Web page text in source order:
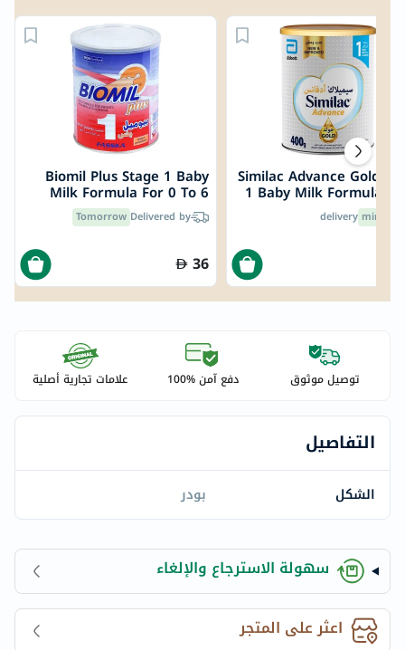
Biomil Plus Stage 1 Baby
Milk Formula For 0 To 6
Months 400g
Delivered by
Tomorrow
36
Similac Advance Gold
1 Baby Milk Formula
To 6 Months
delivery
توصيل موثوق دفع آمن %100 علامات تجارية أصلية
التفاصيل
الشكل بودر
سهولة الاسترجاع والإلغاء
اعثر على المتجر